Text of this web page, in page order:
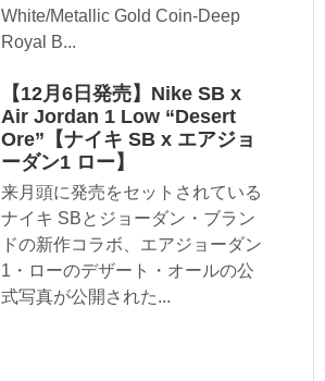
White/Metallic Gold Coin-Deep
Royal B...
【12月6日発売】Nike SB x
Air Jordan 1 Low “Desert
Ore”【ナイキ SB x エアジョ
ーダン1 ロー】
来月頭に発売をセットされている
ナイキ SBとジョーダン・ブラン
ドの新作コラボ、エアジョーダン
1・ローのデザート・オールの公
式写真が公開された...